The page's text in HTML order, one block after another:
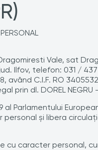
Vale, sat
Ilfov, telefon: 031 /
având C.I.F. RO
prin dl. DOREL NEGRU
Parlamentului
şi libera
caracter personal,